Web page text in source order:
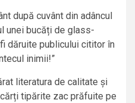
după cuvânt din adâncul
unei bucăți de glass-
dăruite publicului cititor în
inimii!”
literatura de calitate și
tipărite zac prăfuite pe